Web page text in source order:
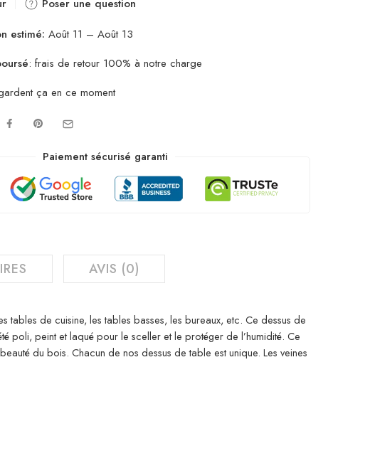
Poser une question
estimé: Août 11 – Août 13
: frais de retour 100% à notre charge
ça en ce moment
Paiement sécurisé garanti
AVIS (0)
tables de cuisine, les tables basses, les bureaux, etc. Ce dessus de
poli, peint et laqué pour le sceller et le protéger de l’humidité. Ce
du bois. Chacun de nos dessus de table est unique. Les veines